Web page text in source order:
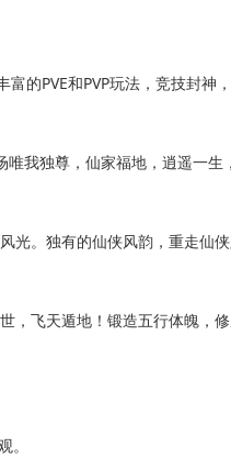
PVE和PVP玩法，竞技封神，
我独尊，仙家福地，逍遥一生
。独有的仙侠风韵，重走仙侠
飞天遁地！锻造五行体魄，修